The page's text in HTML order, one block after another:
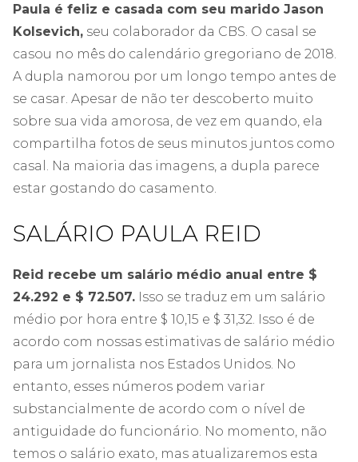
Paula é feliz e casada com seu marido Jason
Kolsevich, seu colaborador da CBS. O casal se
casou no mês do calendário gregoriano de 2018.
A dupla namorou por um longo tempo antes de
se casar. Apesar de não ter descoberto muito
sobre sua vida amorosa, de vez em quando, ela
compartilha fotos de seus minutos juntos como
casal. Na maioria das imagens, a dupla parece
estar gostando do casamento.
SALÁRIO PAULA REID
Reid recebe um salário médio anual entre $
24.292 e $ 72.507. Isso se traduz em um salário
médio por hora entre $ 10,15 e $ 31,32. Isso é de
acordo com nossas estimativas de salário médio
para um jornalista nos Estados Unidos. No
entanto, esses números podem variar
substancialmente de acordo com o nível de
antiguidade do funcionário. No momento, não
temos o salário exato, mas atualizaremos esta